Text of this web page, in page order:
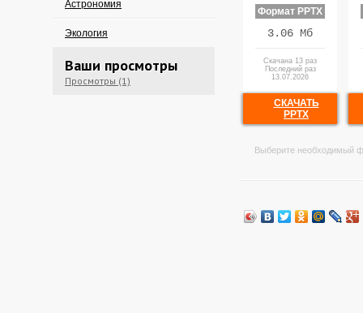
Астрономия
Экология
Ваши просмотры
Просмотры (1)
Формат PPTX
3.06 Мб
Скачана 13 раз
Последний раз
13.07.2026
СКАЧАТЬ
PPTX
Выберите необходимый